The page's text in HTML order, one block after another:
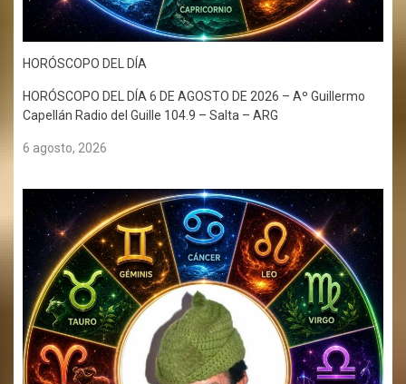
HORÓSCOPO DEL DÍA
HORÓSCOPO DEL DÍA 6 DE AGOSTO DE 2026 – Aº Guillermo
Capellán Radio del Guille 104.9 – Salta – ARG
6 agosto, 2026